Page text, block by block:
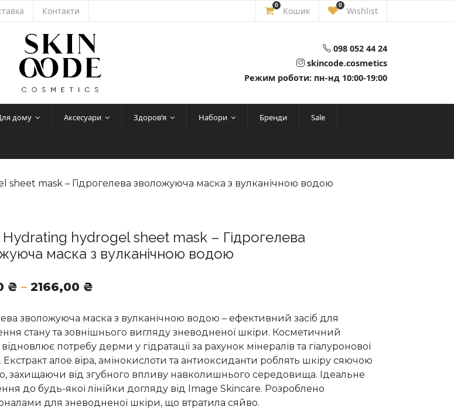
Контакти
0
Кошик
0
Wishlist
098 052 44 24
skincode.cosmetics
Режим роботи: пн-нд 10:00-19:00
дому Аксесуари Здоров’я Набори Бренди Sale
mask – Гідрогелева зволожуюча маска з вулканічною водою
hydrogel sheet mask – Гідрогелева
маска з вулканічною водою
₴ – 2166,00 ₴
від
442,00 ₴
до
2166,00 ₴
зволожуюча маска з вулканічною водою – ефективний засіб для
стану та зовнішнього вигляду зневодненої шкіри. Косметичний
потребу дерми у гідратації за рахунок мінералів та гіалуронової
Екстракт алое віра, амінокислоти та антиоксиданти роблять шкіру сяючою
захищаючи від згубного впливу навколишнього середовища. Ідеальне
до будь-якої лінійки догляду від Image Skincare. Розроблено
для зневодненої шкіри, що втратила сяйво.